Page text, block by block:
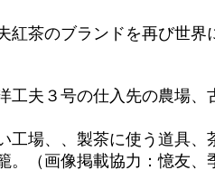
紅茶のブランドを再び世界
工夫３号の仕入先の農場、
工場、、製茶に使う道具、
。（画像掲載協力：憶友、